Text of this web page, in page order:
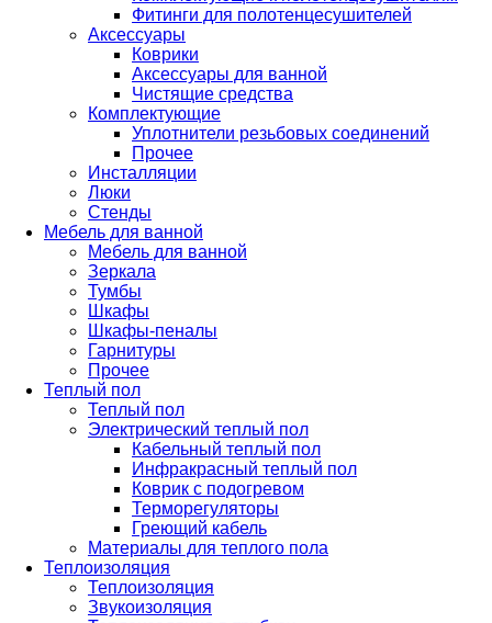
Фитинги для полотенцесушителей
Аксессуары
Коврики
Аксессуары для ванной
Чистящие средства
Комплектующие
Уплотнители резьбовых соединений
Прочее
Инсталляции
Люки
Стенды
Мебель для ванной
Мебель для ванной
Зеркала
Тумбы
Шкафы
Шкафы-пеналы
Гарнитуры
Прочее
Теплый пол
Теплый пол
Электрический теплый пол
Кабельный теплый пол
Инфракрасный теплый пол
Коврик с подогревом
Терморегуляторы
Греющий кабель
Материалы для теплого пола
Теплоизоляция
Теплоизоляция
Звукоизоляция